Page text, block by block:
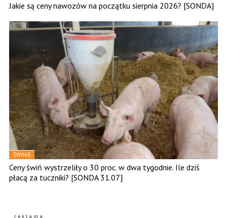
Jakie są ceny nawozów na początku sierpnia 2026? [SONDA]
ŚWINIE
Ceny świń wystrzeliły o 30 proc. w dwa tygodnie. Ile dziś
płacą za tuczniki? [SONDA 31.07]